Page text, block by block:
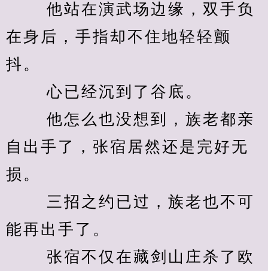
他站在演武场边缘，双手负
在身后，手指却不住地轻轻颤
抖。
心已经沉到了谷底。
他怎么也没想到，族老都亲
自出手了，张宿居然还是完好无
损。
三招之约已过，族老也不可
能再出手了。
张宿不仅在藏剑山庄杀了欧